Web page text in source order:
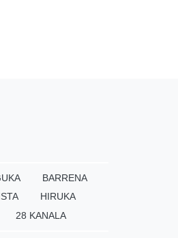
BARRENA
HIRUKA
28 KANALA